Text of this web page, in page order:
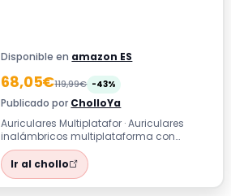
Disponible en amazon ES
68,05€119,99€ -43%
Publicado por CholloYa
Auriculares Multiplatafor · Auriculares
inalámbricos multiplataforma con
SmartSwitch dual diseño ergonómico
ligero y ...
Ir al chollo